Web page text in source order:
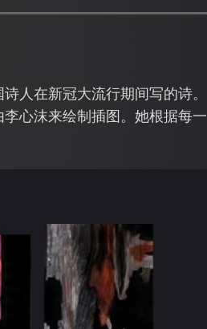
人在新冠大流行期间写的诗。
心沫来绘制插图。她根据每一